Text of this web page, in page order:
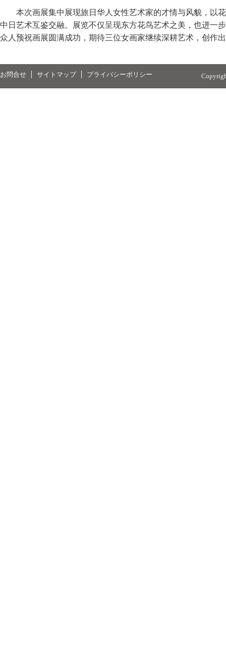
本次画展集中展现旅日华人女性艺术家的才情与风貌，以
中日艺术互鉴交融。展览不仅呈现东方花鸟艺术之美，也进一
众人预祝画展圆满成功，期待三位女画家继续深耕艺术，创作
お問合せ サイトマップ プライバシーポリシー